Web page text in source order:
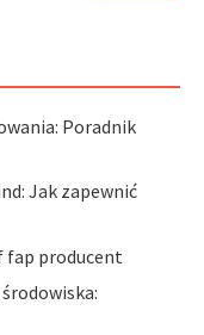
Poradnik
Jak zapewnić
fap producent